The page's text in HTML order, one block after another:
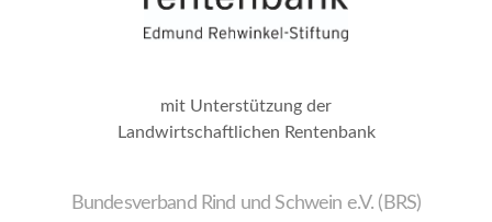
mit Unterstützung der
Landwirtschaftlichen Rentenbank
Bundesverband Rind und Schwein e.V. (BRS)